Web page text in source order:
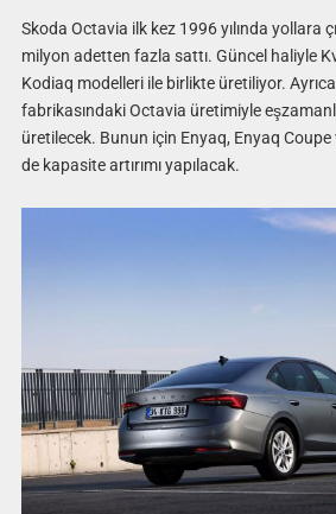
Skoda Octavia ilk kez 1996 yılında yollara
milyon adetten fazla sattı. Güncel haliyle
Kodiaq modelleri ile birlikte üretiliyor.
fabrikasındaki Octavia üretimiyle
üretilecek. Bunun için Enyaq, Enyaq
de kapasite artırımı yapılacak.